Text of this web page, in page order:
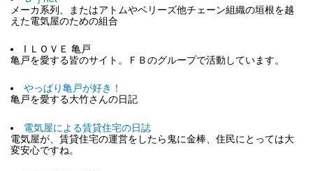
メーカ系列、またはアトムやベリーズ他チェーン組織の垣根を越
えた電気屋のための組合
I ＬＯＶＥ 亀戸
亀戸を愛する皆のサイト。ＦＢのグループで活動しています。
やっぱり亀戸が好き！
亀戸を愛する大竹さんの日記
電気屋による賃貸住宅の日誌
電気屋が、賃貸住宅の運営をしたら鬼に金棒、住民にとっては大
変安心ですね。